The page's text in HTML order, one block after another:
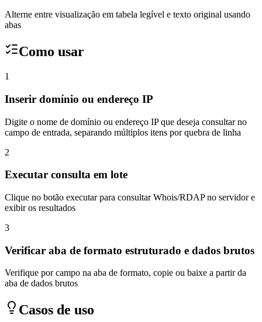
Alterne entre visualização em tabela legível e texto original usando
abas
Como usar
1
Inserir domínio ou endereço IP
Digite o nome de domínio ou endereço IP que deseja consultar no
campo de entrada, separando múltiplos itens por quebra de linha
2
Executar consulta em lote
Clique no botão executar para consultar Whois/RDAP no servidor e
exibir os resultados
3
Verificar aba de formato estruturado e dados brutos
Verifique por campo na aba de formato, copie ou baixe a partir da
aba de dados brutos
Casos de uso